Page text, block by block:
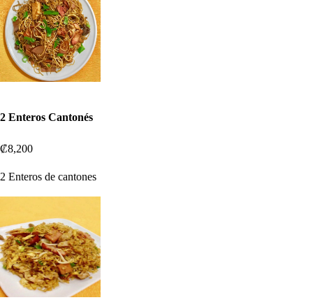
2 Enteros Cantonés
₡8,200
2 Enteros de cantones